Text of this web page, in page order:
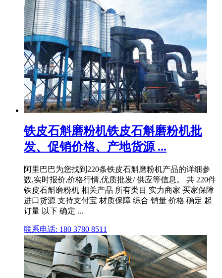
铁皮石斛磨粉机铁皮石斛磨粉机批
发、促销价格、产地货源 ...
阿里巴巴为您找到220条铁皮石斛磨粉机产品的详细参
数,实时报价,价格行情,优质批发/ 供应等信息。 共 220件
铁皮石斛磨粉机 相关产品 所有类目 实力商家 买家保障
进口货源 支持支付宝 材质保障 综合 销量 价格 确定 起
订量 以下 确定 ...
联系电话: 180 3780 8511